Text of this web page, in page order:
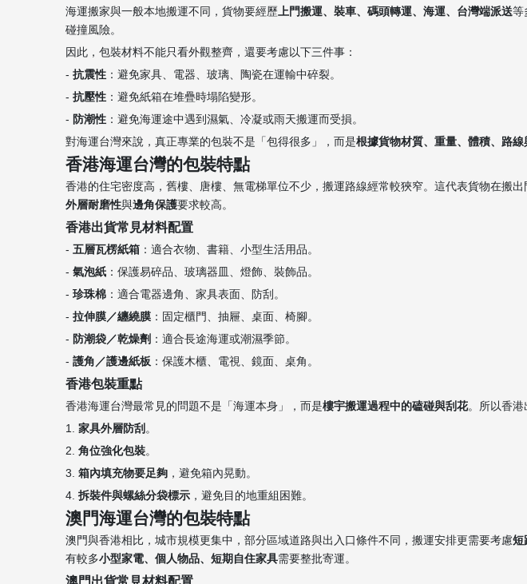
海運搬家與一般本地搬運不同，貨物要經歷上門搬運、裝車、碼頭轉運、海運、台灣端派送等
碰撞風險。
因此，包裝材料不能只看外觀整齊，還要考慮以下三件事：
- 抗震性 ：避免家具、電器、玻璃、陶瓷在運輸中碎裂。
- 抗壓性 ：避免紙箱在堆疊時塌陷變形。
- 防潮性 ：避免海運途中遇到濕氣、冷凝或雨天搬運而受損。
對海運台灣來說，真正專業的包裝不是「包得很多」，而是根據貨物材質、重量、體積、路
香港海運台灣的包裝特點
香港的住宅密度高，舊樓、唐樓、無電梯單位不少，搬運路線經常較狹窄。這代表貨物在搬
外層耐磨性與邊角保護要求較高。
香港出貨常見材料配置
- 五層瓦楞紙箱 ：適合衣物、書籍、小型生活用品。
- 氣泡紙 ：保護易碎品、玻璃器皿、燈飾、裝飾品。
- 珍珠棉 ：適合電器邊角、家具表面、防刮。
- 拉伸膜／纏繞膜 ：固定櫃門、抽屜、桌面、椅腳。
- 防潮袋／乾燥劑 ：適合長途海運或潮濕季節。
- 護角／護邊紙板 ：保護木櫃、電視、鏡面、桌角。
香港包裝重點
香港海運台灣最常見的問題不是「海運本身」，而是樓宇搬運過程中的磕碰與刮花。所以香港
1. 家具外層防刮 。
2. 角位強化包裝。
3. 箱內填充物要足夠 ，避免箱內晃動。
4. 拆裝件與螺絲分袋標示 ，避免目的地重組困難。
澳門海運台灣的包裝特點
澳門與香港相比，城市規模更集中，部分區域道路與出入口條件不同，搬運安排更需要考慮短
有較多小型家電、個人物品、短期自住家具需要整批寄運。
澳門出貨常見材料配置